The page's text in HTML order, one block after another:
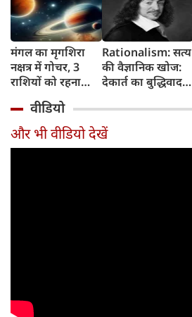
मंगल का मृगशिरा
नक्षत्र में गोचर, 3
राशियों को रहना
सावधान
Rationalism: सत्य
की वैज्ञानिक खोज:
देकार्त का बुद्धिवाद
का जन्म
वीडियो
और भी वीडियो देखें